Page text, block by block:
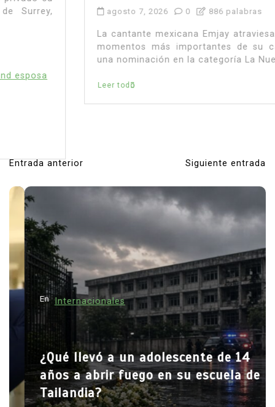
agosto 7, 2026 0 886 palabras
La cantante mexicana Emjay atraviesa uno de los
momentos más importantes de su carrera. Con
una nominación en la categoría La Nueva...
N
a
g
a
c
i
e
Entrada anterior Siguiente entrada
Internacionales
¿Qué llevó a un adolescente de 14
años a abrir fuego en su escuela de
Tailandia?